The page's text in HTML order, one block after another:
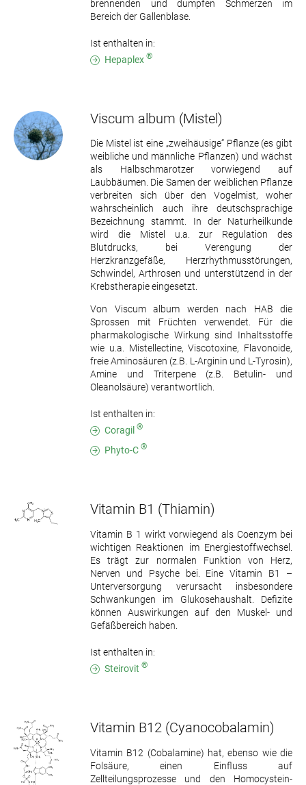
brennenden und dumpfen Schmerzen im
Bereich der Gallenblase.
Ist enthalten in:
Hepaplex ®
Viscum album (Mistel)
Die Mistel ist eine „zweihäusige“ Pflanze (es gibt
weibliche und männliche Pflanzen) und wächst
als Halbschmarotzer vorwiegend auf
Laubbäumen. Die Samen der weiblichen Pflanze
verbreiten sich über den Vogelmist, woher
wahrscheinlich auch ihre deutschsprachige
Bezeichnung stammt. In der Naturheilkunde
wird die Mistel u.a. zur Regulation des
Blutdrucks, bei Verengung der
Herzkranzgefäße, Herzrhythmusstörungen,
Schwindel, Arthrosen und unterstützend in der
Krebstherapie eingesetzt.
Von Viscum album werden nach HAB die
Sprossen mit Früchten verwendet. Für die
pharmakologische Wirkung sind Inhaltsstoffe
wie u.a. Mistellectine, Viscotoxine, Flavonoide,
freie Aminosäuren (z.B. L-Arginin und L-Tyrosin),
Amine und Triterpene (z.B. Betulin- und
Oleanolsäure) verantwortlich.
Ist enthalten in:
Coragil ®
Phyto-C ®
Vitamin B1 (Thiamin)
Vitamin B 1 wirkt vorwiegend als Coenzym bei
wichtigen Reaktionen im Energiestoffwechsel.
Es trägt zur normalen Funktion von Herz,
Nerven und Psyche bei. Eine Vitamin B1 –
Unterversorgung verursacht insbesondere
Schwankungen im Glukosehaushalt. Defizite
können Auswirkungen auf den Muskel- und
Gefäßbereich haben.
Ist enthalten in:
Steirovit ®
Vitamin B12 (Cyanocobalamin)
Vitamin B12 (Cobalamine) hat, ebenso wie die
Folsäure, einen Einfluss auf
Zellteilungsprozesse und den Homocystein-